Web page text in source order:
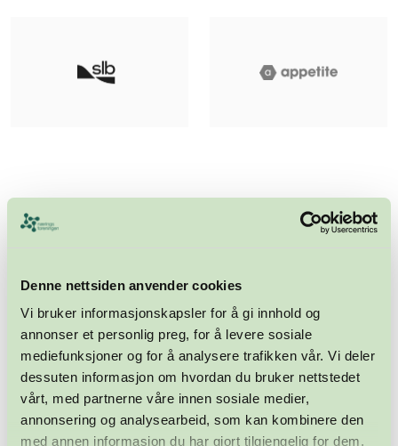
Denne nettsiden anvender cookies
Vi bruker informasjonskapsler for å gi innhold og
annonser et personlig preg, for å levere sosiale
mediefunksjoner og for å analysere trafikken vår. Vi deler
dessuten informasjon om hvordan du bruker nettstedet
vårt, med partnerne våre innen sosiale medier,
annonsering og analysearbeid, som kan kombinere den
med annen informasjon du har gjort tilgjengelig for dem,
Meld deg på nyhetsbrevet